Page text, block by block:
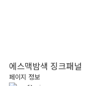
에스맥밤색 징크패널
페이지 정보